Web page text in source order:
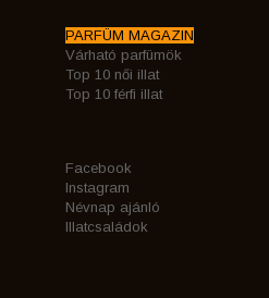
PARFÜM MAGAZIN
Várható parfümök
Top 10 női illat
Top 10 férfi illat
Facebook
Instagram
Névnap ajánló
Illatcsaládok